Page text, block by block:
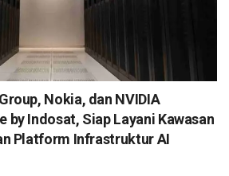
Nokia, dan NVIDIA
by Indosat, Siap Layani Kawasan
Platform Infrastruktur AI